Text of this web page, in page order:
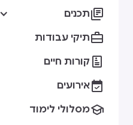
תכנים
תיקי עבודות
 קורות חיים
אירועים
מסלולי לימוד